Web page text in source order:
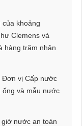
của khoảng
Clemens và
hàng trăm nhân
Đơn vị Cấp nước
ống và mẫu nước
nước an toàn